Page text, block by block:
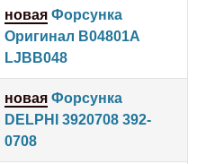
новая Форсунка
Оригинал B04801A
LJBB048
новая Форсунка
DELPHI 3920708 392-
0708